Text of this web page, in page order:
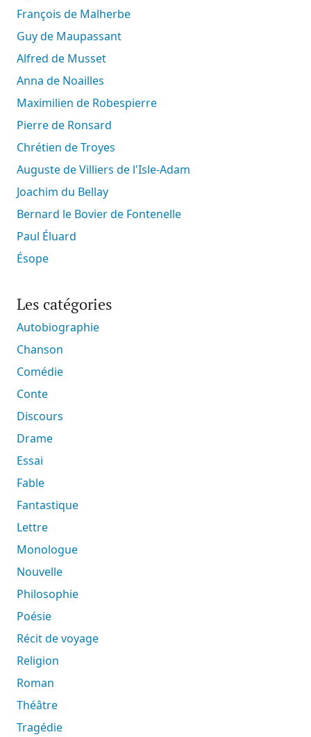
François de Malherbe
Guy de Maupassant
Alfred de Musset
Anna de Noailles
Maximilien de Robespierre
Pierre de Ronsard
Chrétien de Troyes
Auguste de Villiers de l'Isle-Adam
Joachim du Bellay
Bernard le Bovier de Fontenelle
Paul Éluard
Ésope
Les catégories
Autobiographie
Chanson
Comédie
Conte
Discours
Drame
Essai
Fable
Fantastique
Lettre
Monologue
Nouvelle
Philosophie
Poésie
Récit de voyage
Religion
Roman
Théâtre
Tragédie